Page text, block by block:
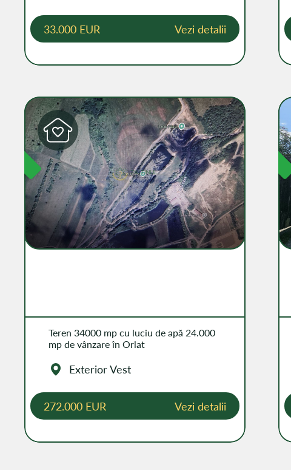
33.000 EUR Vezi detalii
Teren 34000 mp cu luciu de apă 24.000
mp de vânzare în Orlat
Exterior Vest
272.000 EUR Vezi detalii
DISPONIBIL